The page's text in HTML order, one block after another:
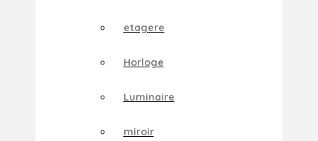
etagere
Horloge
Luminaire
miroir